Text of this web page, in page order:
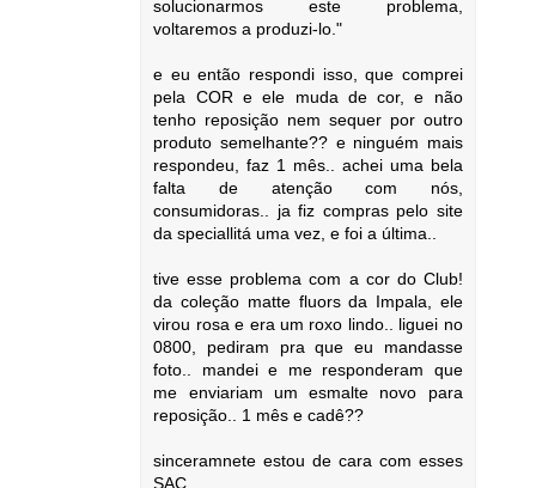
solucionarmos este problema,
voltaremos a produzi-lo."
e eu então respondi isso, que comprei
pela COR e ele muda de cor, e não
tenho reposição nem sequer por outro
produto semelhante?? e ninguém mais
respondeu, faz 1 mês.. achei uma bela
falta de atenção com nós,
consumidoras.. ja fiz compras pelo site
da speciallitá uma vez, e foi a última..
tive esse problema com a cor do Club!
da coleção matte fluors da Impala, ele
virou rosa e era um roxo lindo.. liguei no
0800, pediram pra que eu mandasse
foto.. mandei e me responderam que
me enviariam um esmalte novo para
reposição.. 1 mês e cadê??
sinceramnete estou de cara com esses
SAC..